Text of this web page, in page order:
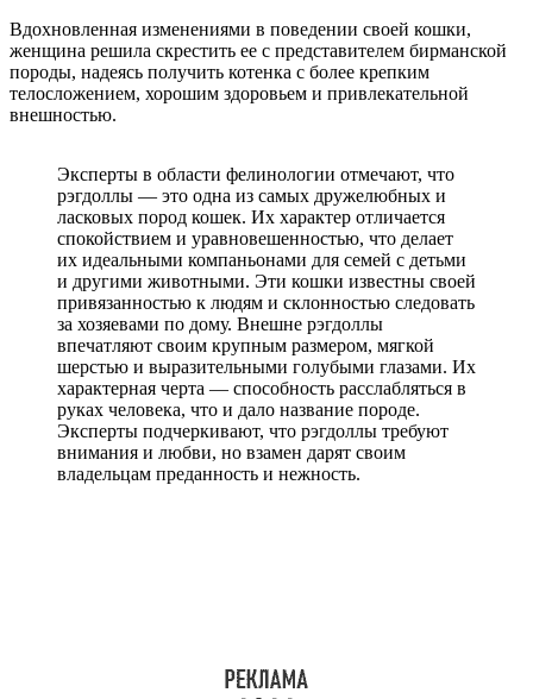
Вдохновленная изменениями в поведении своей кошки,
женщина решила скрестить ее с представителем бирманской
породы, надеясь получить котенка с более крепким
телосложением, хорошим здоровьем и привлекательной
внешностью.
Эксперты в области фелинологии отмечают, что
рэгдоллы — это одна из самых дружелюбных и
ласковых пород кошек. Их характер отличается
спокойствием и уравновешенностью, что делает
их идеальными компаньонами для семей с детьми
и другими животными. Эти кошки известны своей
привязанностью к людям и склонностью следовать
за хозяевами по дому. Внешне рэгдоллы
впечатляют своим крупным размером, мягкой
шерстью и выразительными голубыми глазами. Их
характерная черта — способность расслабляться в
руках человека, что и дало название породе.
Эксперты подчеркивают, что рэгдоллы требуют
внимания и любви, но взамен дарят своим
владельцам преданность и нежность.